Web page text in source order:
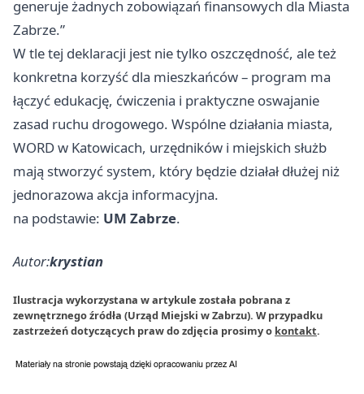
generuje żadnych zobowiązań finansowych dla Miasta
Zabrze.”
W tle tej deklaracji jest nie tylko oszczędność, ale też
konkretna korzyść dla mieszkańców – program ma
łączyć edukację, ćwiczenia i praktyczne oswajanie
zasad ruchu drogowego. Wspólne działania miasta,
WORD w Katowicach, urzędników i miejskich służb
mają stworzyć system, który będzie działał dłużej niż
jednorazowa akcja informacyjna.
na podstawie: UM Zabrze.
Autor:krystian
Ilustracja wykorzystana w artykule została pobrana z
zewnętrznego źródła (Urząd Miejski w Zabrzu). W przypadku
zastrzeżeń dotyczących praw do zdjęcia prosimy o kontakt.